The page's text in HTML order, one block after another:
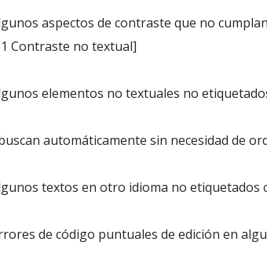
aspectos de contraste que no
Contraste no textual]
elementos no textuales no
automáticamente sin necesidad de
textos en otro idioma no etiquetados
de código puntuales de edición en